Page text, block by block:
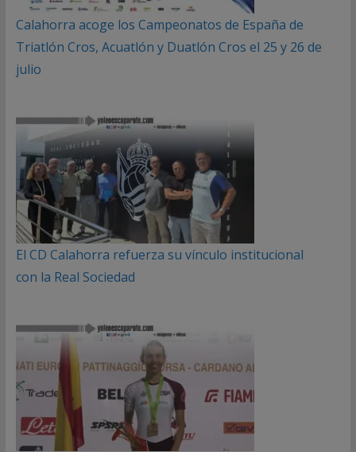
Calahorra acoge los Campeonatos de España de
Triatlón Cros, Acuatlón y Duatlón Cros el 25 y 26 de
julio
El CD Calahorra refuerza su vínculo institucional
con la Real Sociedad